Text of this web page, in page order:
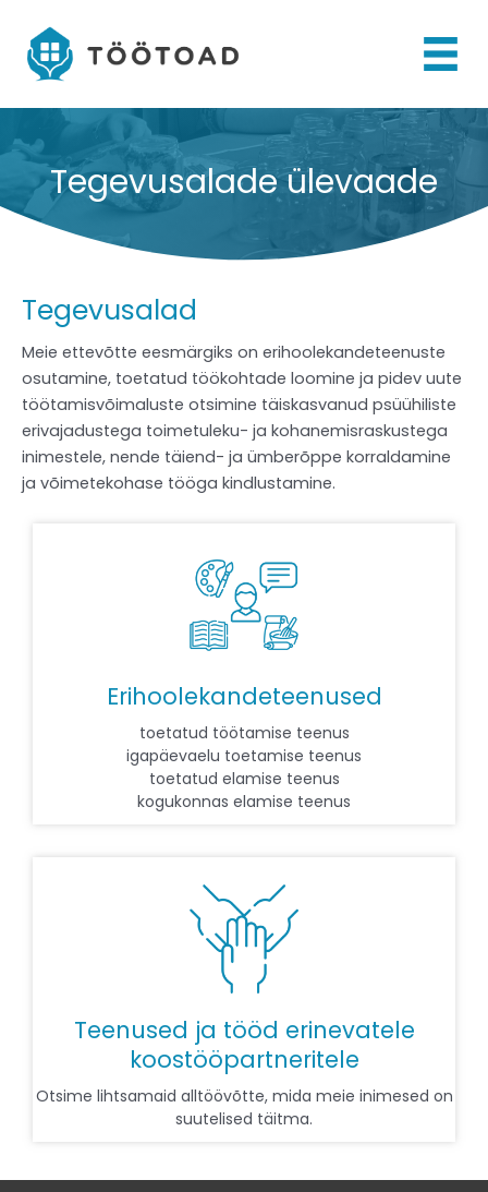
content
Tegevusalade ülevaade
Tegevusalad
Meie ettevõtte eesmärgiks on erihoolekandeteenuste
osutamine, toetatud töökohtade loomine ja pidev uute
töötamisvõimaluste otsimine täiskasvanud psüühiliste
erivajadustega toimetuleku- ja kohanemisraskustega
inimestele, nende täiend- ja ümberõppe korraldamine
ja võimetekohase tööga kindlustamine.
Erihoolekandeteenused
toetatud töötamise teenus
igapäevaelu toetamise teenus
toetatud elamise teenus
kogukonnas elamise teenus
Teenused ja tööd erinevatele
koostööpartneritele
Otsime lihtsamaid alltöövõtte, mida meie inimesed on
suutelised täitma.